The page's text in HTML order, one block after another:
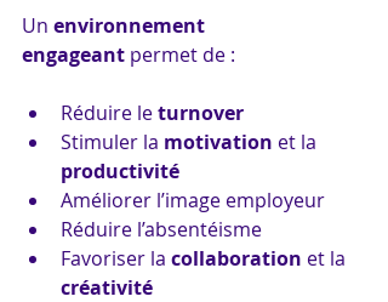
Un environnement
engageant permet de :
Réduire le turnover
Stimuler la motivation et la
productivité
Améliorer l’image employeur
Réduire l’absentéisme
Favoriser la collaboration et la
créativité